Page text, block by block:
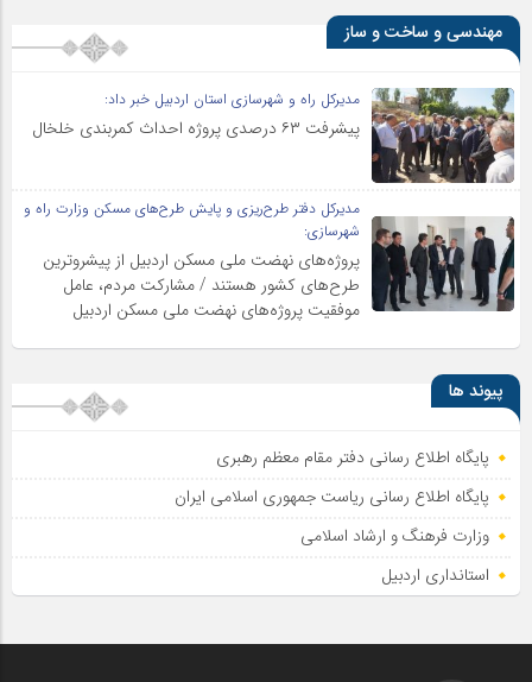
مهندسی و ساخت و ساز
مدیرکل راه و شهرسازی استان اردبیل خبر داد:
پیشرفت ۶۳ درصدی پروژه احداث کمربندی خلخال
مدیرکل دفتر طرح‌ریزی و پایش طرح‌های مسکن وزارت راه و
شهرسازی:
پروژه‌های نهضت ملی مسکن اردبیل از پیشروترین
طرح‌های کشور هستند / مشارکت مردم، عامل
موفقیت پروژه‌های نهضت ملی مسکن اردبیل
پیوند ها
پایگاه اطلاع رسانی دفتر مقام معظم رهبری
پایگاه اطلاع‌ رسانی ریاست‌ جمهوری اسلامی ایران
وزارت فرهنگ و ارشاد اسلامی
استانداری اردبیل